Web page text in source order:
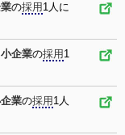
の採用 1人に
企業の採用 1
業の採用 1人